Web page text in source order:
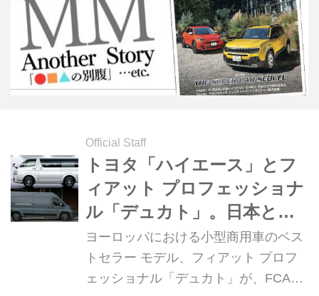
れば、もっと走れるはずのハイエース
が本来より早く寿命を迎えることにも
なりかねません。 そこで、ハイエース
の耐久性の秘密である設計段階を解き
明かす...
Official Staff
トヨタ「ハイエース」とフ
ィアット プロフェッショナ
ル「デュカト」。日本とヨ
ーロッパを代表する、キャ
ンピングカーのベース車を
比べてみる
ヨーロッパにおける小型商用車のベス
トセラー モデル、フィアット プロフ
ェッショナル「デュカト」が、FCAジ